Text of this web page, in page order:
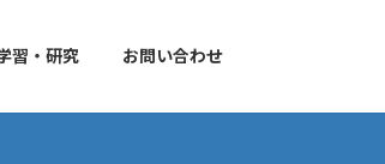
習・研究 お問い合わせ